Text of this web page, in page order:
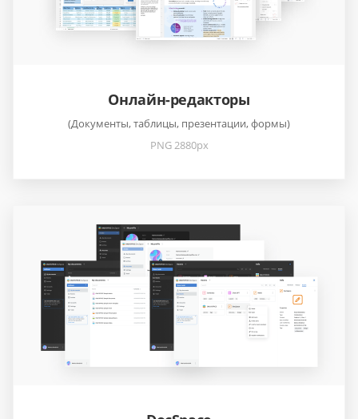
Онлайн-редакторы
(Документы, таблицы, презентации, формы)
PNG 2880px